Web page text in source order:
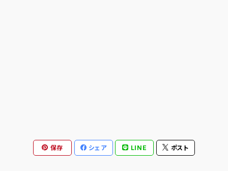
CALL ME 917
保存 シェア LINE ポスト